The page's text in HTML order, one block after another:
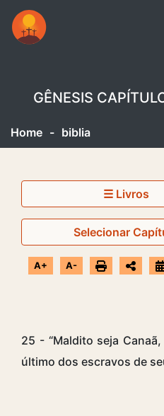
GÊNESIS
Home - biblia
☰ Livros
Selecionar
A+ A-
25 - “Maldito seja
último dos escravos de